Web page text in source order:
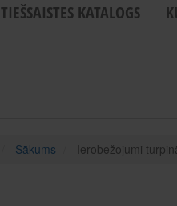
TIEŠSAISTES KATALOGS
Sākums Ierobežojumi